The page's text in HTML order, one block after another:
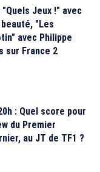
Jeux !" avec
"Les
avec Philippe
sur France 2
: Quel score pour
du Premier
au JT de TF1 ?